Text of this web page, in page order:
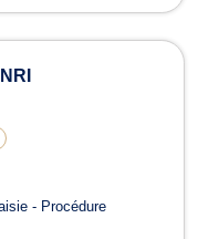
- Procédure